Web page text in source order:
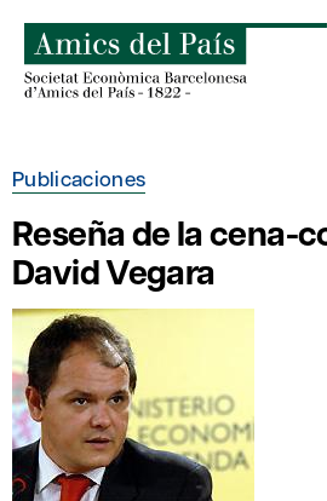
contenido
Publicaciones
Reseña de la cena-
David Vegara